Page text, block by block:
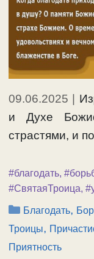
09.06.2025
и Духе
страстями, и
#благодать,
#СвятаяТроица,
Рубрики
Благодать,
Троицы,
Приятность